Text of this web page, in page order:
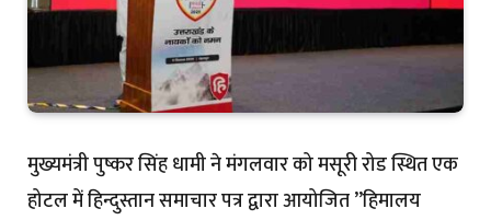
मुख्यमंत्री पुष्कर सिंह धामी ने मंगलवार को मसूरी रोड स्थित एक
होटल में हिन्दुस्तान समाचार पत्र द्वारा आयोजित ’’हिमालय